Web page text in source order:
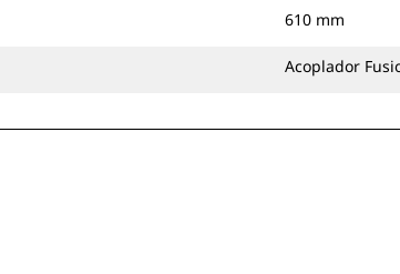
610 mm
Acoplador